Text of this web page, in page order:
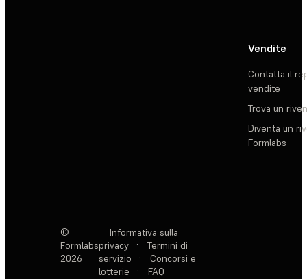
Vendite
Contatta il
vendite
Trova un
Diventa un
Formlabs
©
Formlabs
2026
Informativa sulla
privacy
·
Termini di
servizio
·
Concorsi e
lotterie
· FAQ